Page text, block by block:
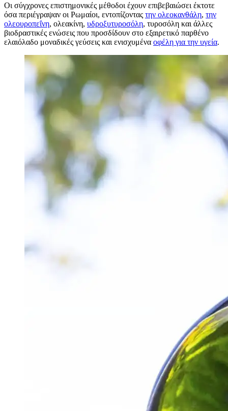
Οι σύγχρονες επιστημονικές μέθοδοι έχουν επιβεβαιώσει έκτοτε
όσα περιέγραψαν οι Ρωμαίοι, εντοπίζοντας την ολεοκανθάλη, την
ολεουροπεΐνη, ολεακίνη, υδροξυτυροσόλη, τυροσόλη και άλλες
βιοδραστικές ενώσεις που προσδίδουν στο εξαιρετικό παρθένο
ελαιόλαδο μοναδικές γεύσεις και ενισχυμένα οφέλη για την υγεία.